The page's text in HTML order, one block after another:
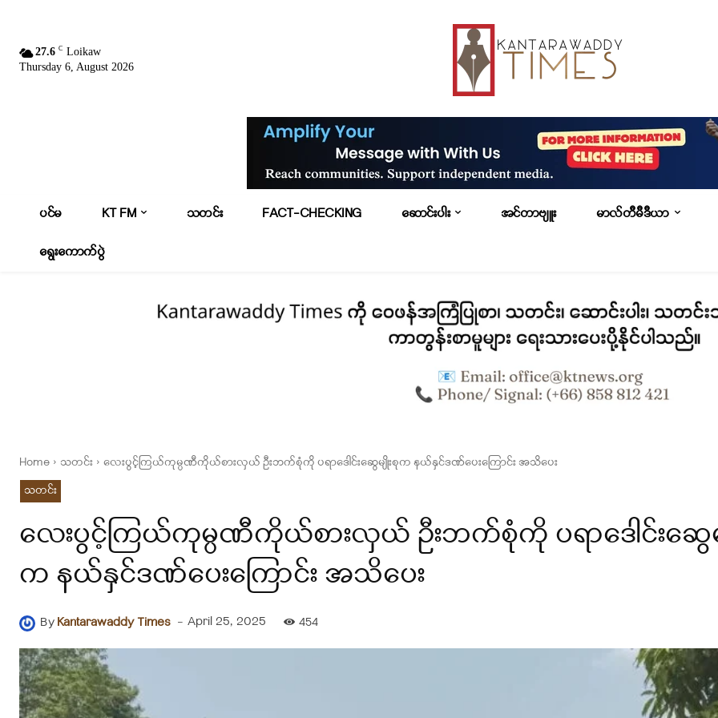
27.6 C Loikaw
Thursday 6, August 2026
ပင်မ KT FM သတင်း FACT-CHECKING ဆောင်းပါး အင်တာဗျူး မာလ်တီမီဒီယာ
ရွေးကောက်ပွဲ
Home သတင်း
လေးပွင့်ကြယ်ကုမ္ပဏီကိုယ်စားလှယ် ဦးဘက်စုံကို ပရာဒေါင်းဆွေမျိုးစုက နယ်နှင်ဒဏ်ပေးကြောင်း အသိပေး
သတင်း
လေးပွင့်ကြယ်ကုမ္ပဏီကိုယ်စားလှယ် ဦးဘက်စုံကို ပရာဒေါင်းဆွေမ
က နယ်နှင်ဒဏ်ပေးကြောင်း အသိပေး
ByKantarawaddy Times - April 25, 2025 454